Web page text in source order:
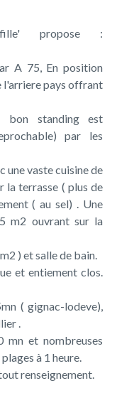
propose :
A 75, En position
l'arriere pays offrant
bon standing est
par les
une vaste cuisine de
la terrasse ( plus de
( au sel) . Une
m2 ouvrant sur la
) et salle de bain.
et entiement clos.
( gignac-lodeve),
.
mn et nombreuses
à 1 heure.
renseignement.